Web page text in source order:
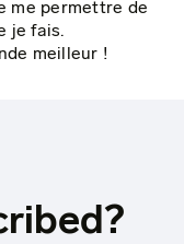
me permettre de
je fais.
meilleur !